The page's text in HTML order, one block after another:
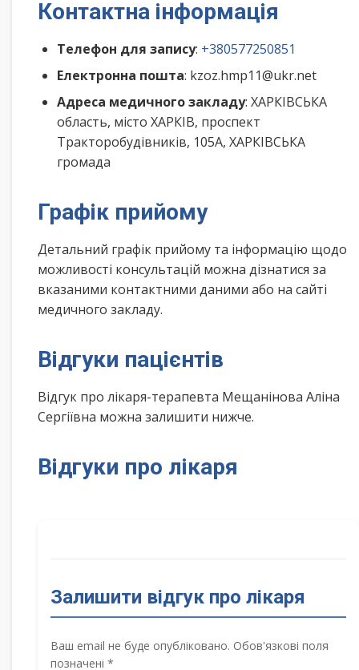
Контактна інформація
Телефон для запису: +380577250851
Електронна пошта: kzoz.hmp11@ukr.net
Адреса медичного закладу: ХАРКІВСЬКА
область, місто ХАРКІВ, проспект
Тракторобудівників, 105А, ХАРКІВСЬКА
громада
Графік прийому
Детальний графік прийому та інформацію щодо
можливості консультацій можна дізнатися за
вказаними контактними даними або на сайті
медичного закладу.
Відгуки пацієнтів
Відгук про лікаря-терапевта Мещанінова Аліна
Сергіївна можна залишити нижче.
Відгуки про лікаря
Залишити відгук про лікаря
Ваш email не буде опубліковано. Обов'язкові поля
позначені *